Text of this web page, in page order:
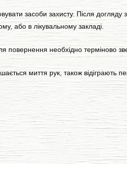
засоби захисту. Після
або в лікувальному закладі.
повернення необхідно терміново
миття рук, також відіграють